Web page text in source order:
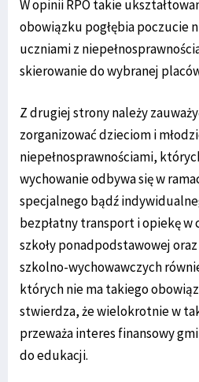
W opinii RPO takie
obowiązku pogłębia poczucie
uczniami z
skierowanie do wybranej
Z drugiej strony należy
zorganizować dzieciom i
niepełnosprawnościami,
wychowanie odbywa się w
specjalnego bądź
bezpłatny transport i opiekę w
szkoły ponadpodstawowej
szkolno-wychowawczych
których nie ma takiego
stwierdza, że wielokrotnie w
przeważa interes finansowy
do edukacji.